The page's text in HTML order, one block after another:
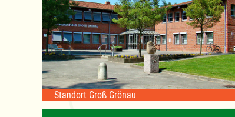
Standort Groß Grönau